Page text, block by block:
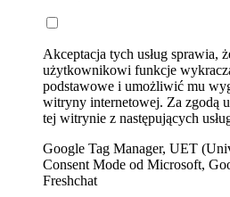
Akceptacja tych usług sprawia,
użytkownikowi funkcje
podstawowe i umożliwić mu
witryny internetowej. Za zgodą
tej witrynie z następujących
Google Tag Manager, UET
Consent Mode od Microsoft,
Freshchat